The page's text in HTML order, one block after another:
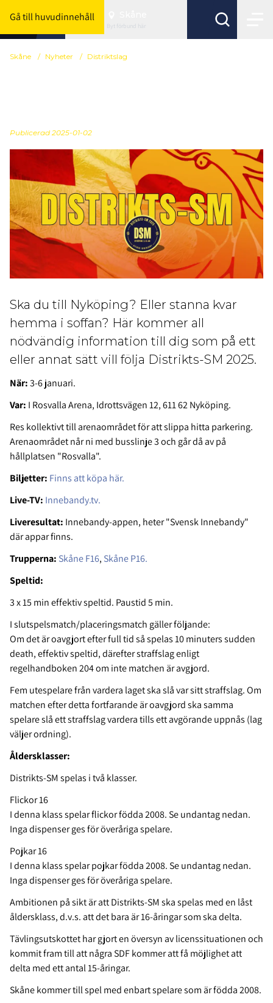
Gå till huvudinnehåll
Byt förbund här
Skåne / Nyheter / Distriktslag
Publicerad 2025-01-02
Ska du till Nyköping? Eller stanna kvar
hemma i soffan? Här kommer all
nödvändig information till dig som på ett
eller annat sätt vill följa Distrikts-SM 2025.
När:3-6 januari.
Var: I Rosvalla Arena, Idrottsvägen 12, 611 62 Nyköping.
Res kollektivt till arenaområdet för att slippa hitta parkering.
Arenaområdet når ni med busslinje 3 och går då av på
hållplatsen "Rosvalla".
Biljetter: Finns att köpa här.
Live-TV: Innebandy.tv.
Liveresultat: Innebandy-appen, heter "Svensk Innebandy"
där appar finns.
Trupperna: Skåne F16, Skåne P16.
Speltid:
3 x 15 min effektiv speltid. Paustid 5 min.
I slutspelsmatch/placeringsmatch gäller följande:
Om det är oavgjort efter full tid så spelas 10 minuters sudden
death, effektiv speltid, därefter straffslag enligt
regelhandboken 204 om inte matchen är avgjord.
Fem utespelare från vardera laget ska slå var sitt straffslag. Om
matchen efter detta fortfarande är oavgjord ska samma
spelare slå ett straffslag vardera tills ett avgörande uppnås (lag
väljer ordning).
Åldersklasser:
Distrikts-SM spelas i två klasser.
Flickor 16
I denna klass spelar flickor födda 2008. Se undantag nedan.
Inga dispenser ges för överåriga spelare.
Pojkar 16
I denna klass spelar pojkar födda 2008. Se undantag nedan.
Inga dispenser ges för överåriga spelare.
Ambitionen på sikt är att Distrikts-SM ska spelas med en låst
åldersklass, d.v.s. att det bara är 16-åringar som ska delta.
Tävlingsutskottet har gjort en översyn av licenssituationen och
kommit fram till att några SDF kommer att få möjlighet att
delta med ett antal 15-åringar.
Skåne kommer till spel med enbart spelare som är födda 2008.